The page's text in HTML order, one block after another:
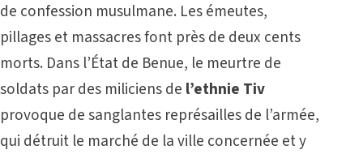
de confession musulmane. Les émeutes,
pillages et massacres font près de deux cents
morts. Dans l’État de Benue, le meurtre de
soldats par des miliciens de l’ethnie Tiv
provoque de sanglantes représailles de l’armée,
qui détruit le marché de la ville concernée et y